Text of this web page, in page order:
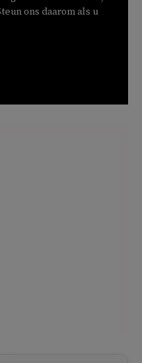
ons daarom als u